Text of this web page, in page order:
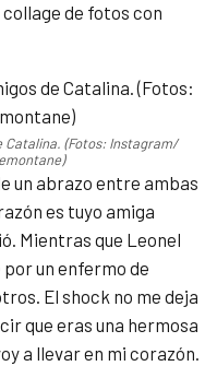
de fotos con
Catalina. (Fotos: Instagram/
un abrazo entre ambas
es tuyo amiga
Mientras que Leonel
un enfermo de
El shock no me deja
que eras una hermosa
a llevar en mi corazón.